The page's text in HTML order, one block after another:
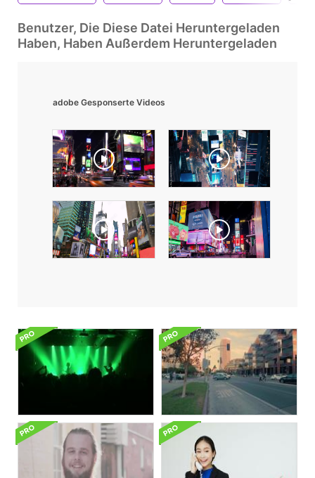
Benutzer, Die Diese Datei Heruntergeladen
Haben, Haben Außerdem Heruntergeladen
adobe Gesponserte Videos